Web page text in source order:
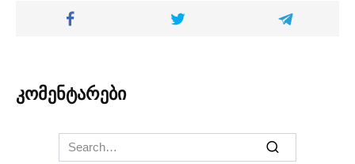
კომენტარები
Search
for: